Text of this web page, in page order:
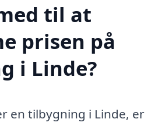
til at
prisen på
i Linde?
en tilbygning i Linde, er